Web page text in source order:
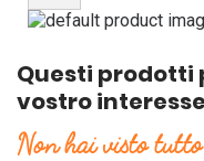
Questi prodotti
vostro interesse
Non hai visto